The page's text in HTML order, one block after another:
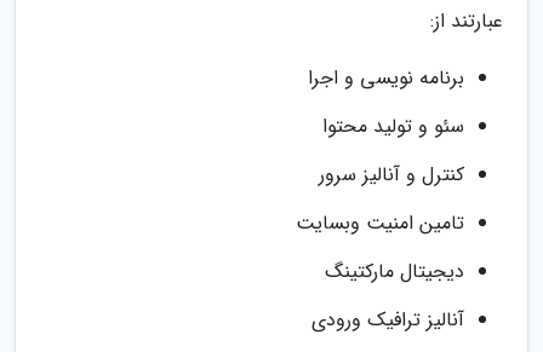
عبارتند از:
برنامه نویسی و اجرا
سئو و تولید محتوا
کنترل و آنالیز سرور
تامین امنیت وبسایت
دیجیتال مارکتینگ
آنالیز ترافیک ورودی